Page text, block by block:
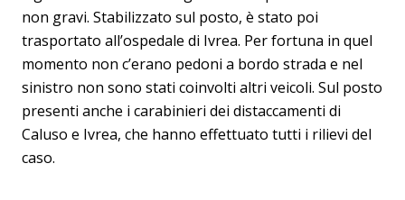
non gravi. Stabilizzato sul posto, è stato poi
trasportato all’ospedale di Ivrea. Per fortuna in quel
momento non c’erano pedoni a bordo strada e nel
sinistro non sono stati coinvolti altri veicoli. Sul posto
presenti anche i carabinieri dei distaccamenti di
Caluso e Ivrea, che hanno effettuato tutti i rilievi del
caso.